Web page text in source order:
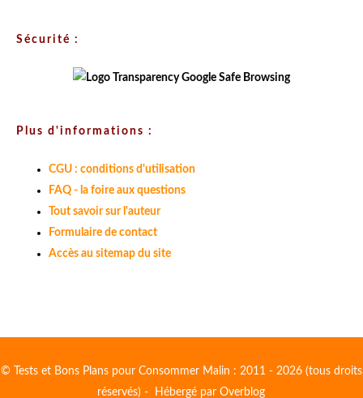
Sécurité :
Plus d'informations :
CGU : conditions d'utilisation
FAQ - la foire aux questions
Tout savoir sur l'auteur
Formulaire de contact
Accès au sitemap du site
© Tests et Bons Plans pour Consommer Malin : 2011 - 2026 (tous droits
réservés) - Hébergé parOverblog